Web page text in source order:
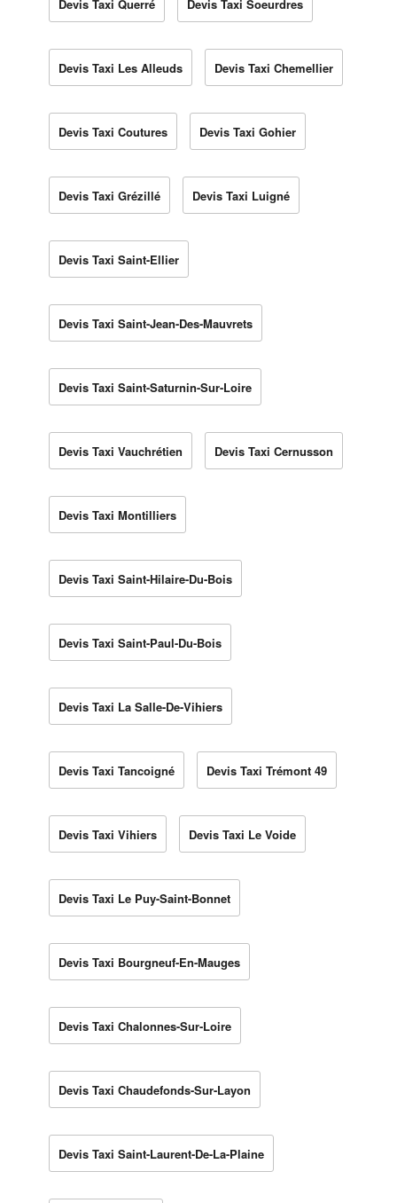
Devis Taxi Querré Devis Taxi Soeurdres
Devis Taxi Les Alleuds Devis Taxi Chemellier
Devis Taxi Coutures Devis Taxi Gohier
Devis Taxi Grézillé Devis Taxi Luigné
Devis Taxi Saint-Ellier
Devis Taxi Saint-Jean-Des-Mauvrets
Devis Taxi Saint-Saturnin-Sur-Loire
Devis Taxi Vauchrétien Devis Taxi Cernusson
Devis Taxi Montilliers
Devis Taxi Saint-Hilaire-Du-Bois
Devis Taxi Saint-Paul-Du-Bois
Devis Taxi La Salle-De-Vihiers
Devis Taxi Tancoigné Devis Taxi Trémont 49
Devis Taxi Vihiers Devis Taxi Le Voide
Devis Taxi Le Puy-Saint-Bonnet
Devis Taxi Bourgneuf-En-Mauges
Devis Taxi Chalonnes-Sur-Loire
Devis Taxi Chaudefonds-Sur-Layon
Devis Taxi Saint-Laurent-De-La-Plaine